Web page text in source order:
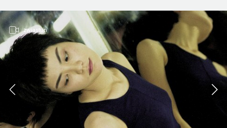
zwiastun